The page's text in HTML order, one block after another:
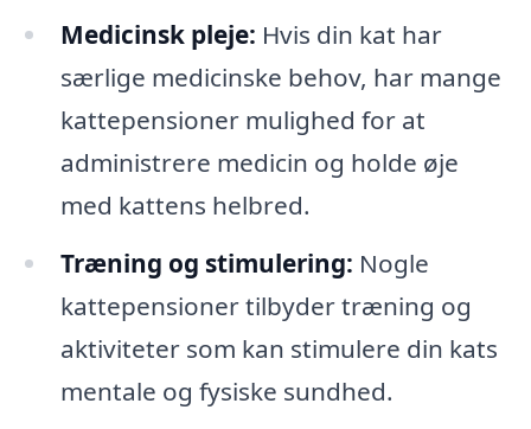
Medicinsk pleje: Hvis din kat har
særlige medicinske behov, har mange
kattepensioner mulighed for at
administrere medicin og holde øje
med kattens helbred.
Træning og stimulering: Nogle
kattepensioner tilbyder træning og
aktiviteter som kan stimulere din kats
mentale og fysiske sundhed.